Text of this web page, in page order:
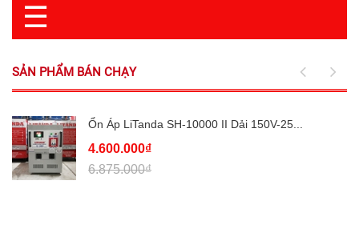
☰
SẢN PHẨM BÁN CHẠY
Ổn Áp LiTanda SH-10000 II Dải 150V-25...
4.600.000₫
6.875.000₫